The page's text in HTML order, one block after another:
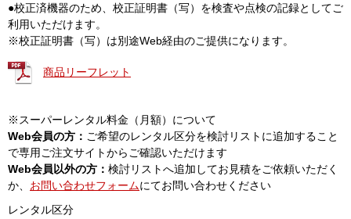
●校正済機器のため、校正証明書（写）を検査や点検の記録としてご
利用いただけます。
※校正証明書（写）は別途Web経由のご提供になります。
商品リーフレット
※スーパーレンタル料金（月額）について
Web会員の方： ご希望のレンタル区分を検討リストに追加すること
で専用ご注文サイトからご確認いただけます
Web会員以外の方： 検討リストへ追加してお見積をご依頼いただく
か、 お問い合わせフォームにてお問い合わせください
レンタル区分